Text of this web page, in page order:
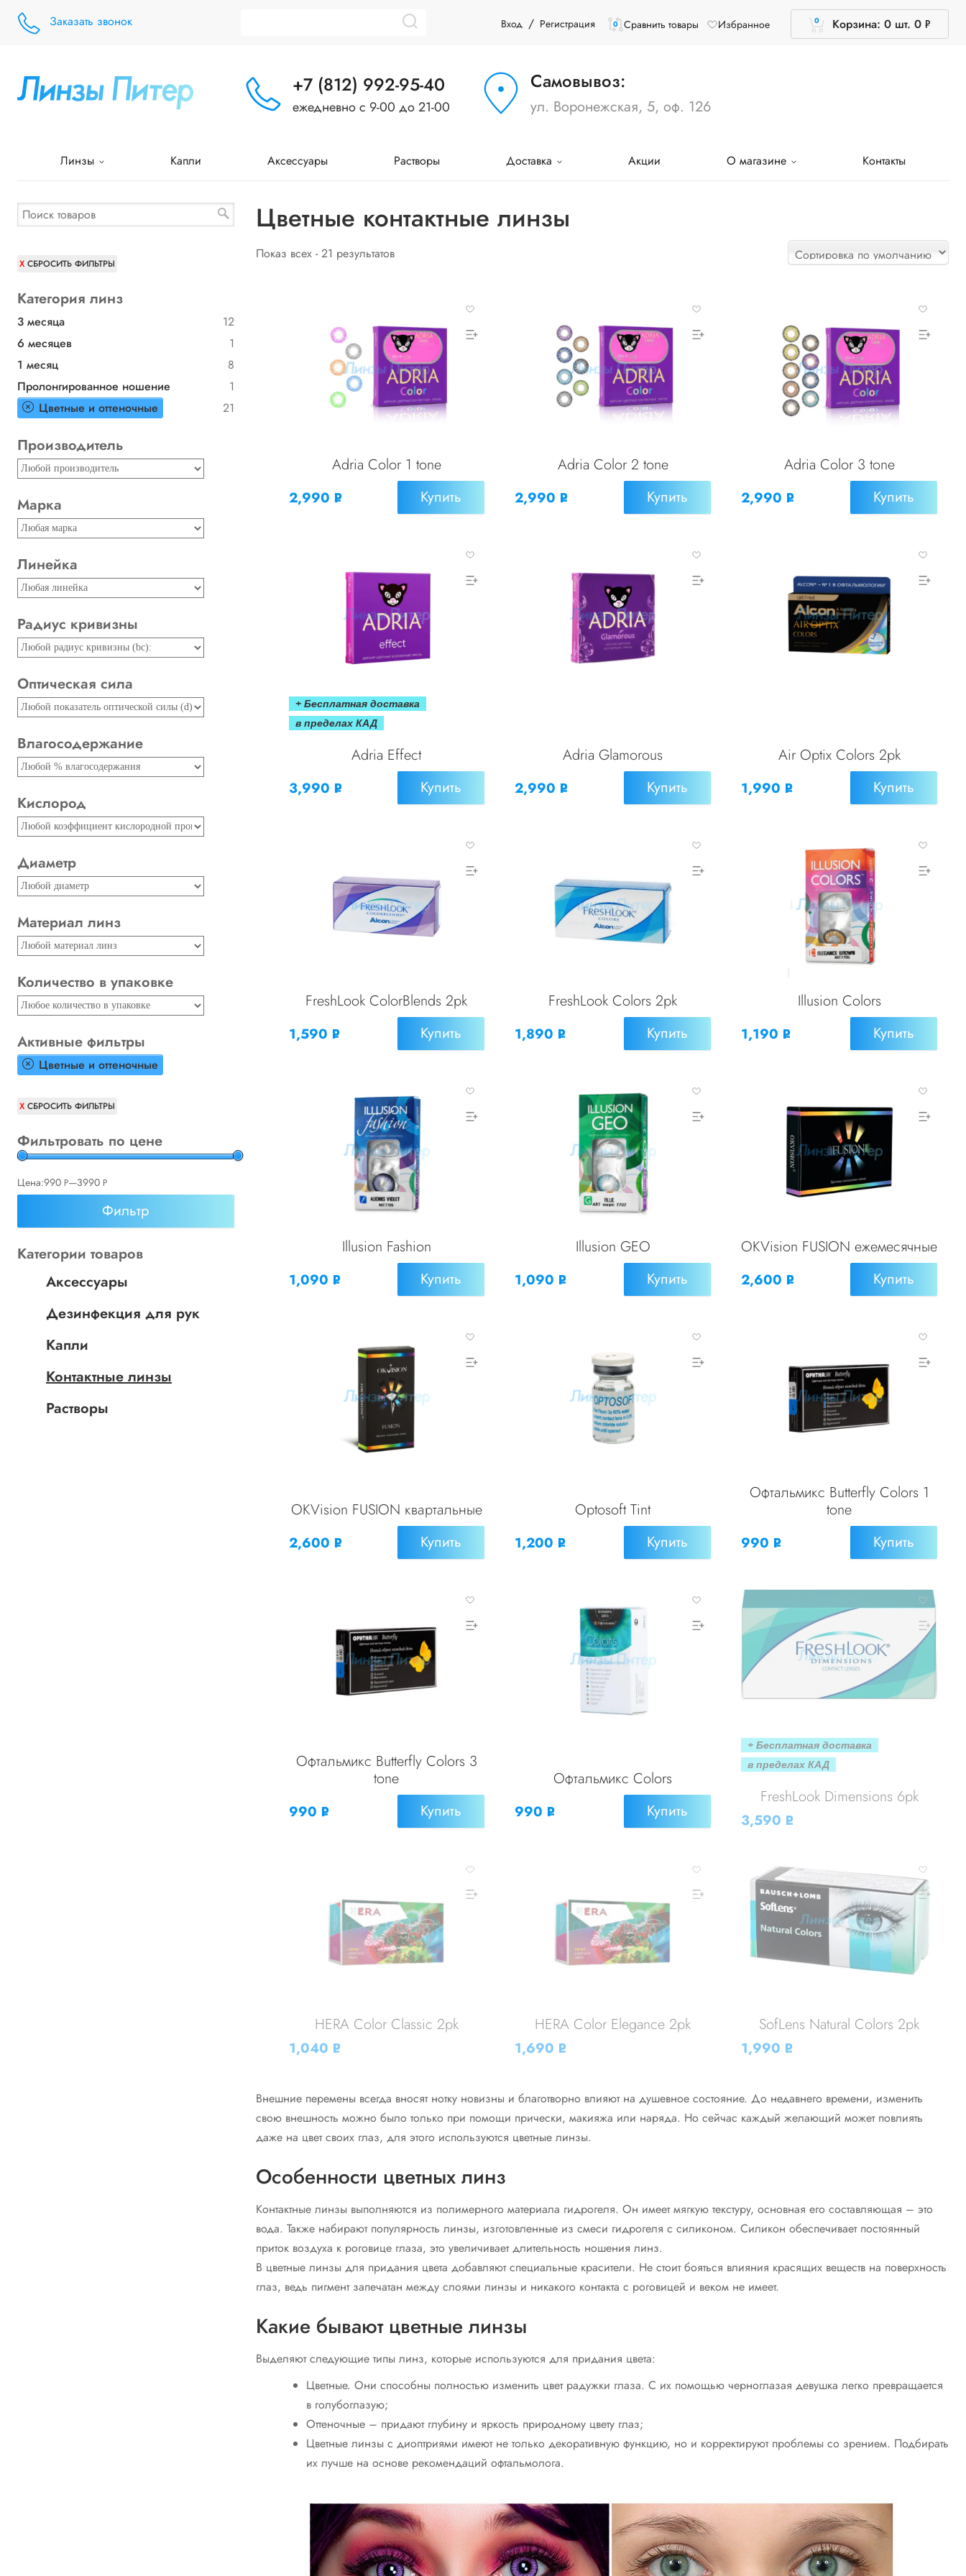
Заказать звонок Вход / Регистрация 0 Сравнить товары Избранное Корзина: 0 шт.
0 0 Р
УБ.
+7 (812) 992-95-40
ежедневно с 9-00 до 21-00
Самовывоз:
ул. Воронежская, 5, оф. 126
Линзы Капли Аксессуары Растворы Доставка Акции О магазине Контакты
Цветные контактные линзы
Показ всех - 21 результатов
Adria Color 1 tone
2,990 Р Купить
Adria Color 2 tone
2,990 Р Купить
Adria Color 3 tone
2,990 Р Купить
+ Бесплатная доставка
в пределах КАД
Adria Effect
3,990 Р Купить
Adria Glamorous
2,990 Р Купить
Air Optix Colors 2pk
1,990 Р Купить
FreshLook ColorBlends 2pk
1,590 Р Купить
FreshLook Colors 2pk
1,890 Р Купить
Illusion Colors
1,190 Р Купить
Illusion Fashion
1,090 Р Купить
Illusion GEO
1,090 Р Купить
OKVision FUSION ежемесячные
2,600 Р Купить
OKVision FUSION квартальные
2,600 Р Купить
Optosoft Tint
1,200 Р Купить
Офтальмикс Butterfly Colors 1
tone
990 Р Купить
Офтальмикс Butterfly Colors 3
tone
990 Р Купить
Офтальмикс Colors
990 Р Купить
+ Бесплатная доставка
в пределах КАД
FreshLook Dimensions 6pk
3,590 Р
HERA Color Classic 2pk
1,040 Р
HERA Color Elegance 2pk
1,690 Р
SofLens Natural Colors 2pk
1,990 Р
Внешние перемены всегда вносят нотку новизны и благотворно влияют на душевное состояние. До недавнего времени, изменить
свою внешность можно было только при помощи прически, макияжа или наряда. Но сейчас каждый желающий может повлиять
даже на цвет своих глаз, для этого используются цветные линзы.
Особенности цветных линз
Контактные линзы выполняются из полимерного материала гидрогеля. Он имеет мягкую текстуру, основная его составляющая – это
вода. Также набирают популярность линзы, изготовленные из смеси гидрогеля с силиконом. Силикон обеспечивает постоянный
приток воздуха к роговице глаза, это увеличивает длительность ношения линз.
В цветные линзы для придания цвета добавляют специальные красители. Не стоит бояться влияния красящих веществ на поверхность
глаз, ведь пигмент запечатан между слоями линзы и никакого контакта с роговицей и веком не имеет.
Какие бывают цветные линзы
Выделяют следующие типы линз, которые используются для придания цвета:
Цветные. Они способны полностью изменить цвет радужки глаза. С их помощью черноглазая девушка легко превращается
в голубоглазую;
Оттеночные – придают глубину и яркость природному цвету глаз;
Цветные линзы с диоптриями имеют не только декоративную функцию, но и корректируют проблемы со зрением. Подбирать
их лучше на основе рекомендаций офтальмолога.
СБРОСИТЬ ФИЛЬТРЫ
Категория линз
1 месяц 8
3 месяца
12
6 месяцев
1
Пролонгированное ношение
1
Цветные и оттеночные
21
Производитель
Марка
Линейка
Радиус кривизны
Оптическая сила
Влагосодержание
Кислород
Диаметр
Материал линз
Количество в упаковке
Активные фильтры
Цветные и оттеночные
СБРОСИТЬ ФИЛЬТРЫ
Фильтровать по цене
Фильтр
Цена:990 Р—3990 Р
УБ.
Категории товаров
Аксессуары
Дезинфекция для рук
Капли
Контактные линзы
Растворы